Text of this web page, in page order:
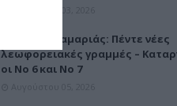
Μετρό Καλαμαριάς: Πέντε νέες
λεωφορειακές γραμμές –
οι Νο 6 και Νο 7